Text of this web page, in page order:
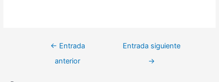
Navegación
← Entrada
anterior
Entrada siguiente
→